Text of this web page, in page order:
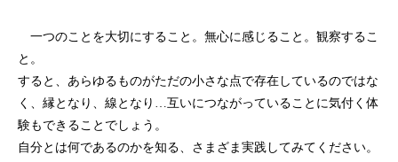
一つのことを大切にすること。無心に感じること。観察するこ
と。
すると、あらゆるものがただの小さな点で存在しているのではな
く、縁となり、線となり…互いにつながっていることに気付く体
験もできることでしょう。
自分とは何であるのかを知る、さまざま実践してみてください。